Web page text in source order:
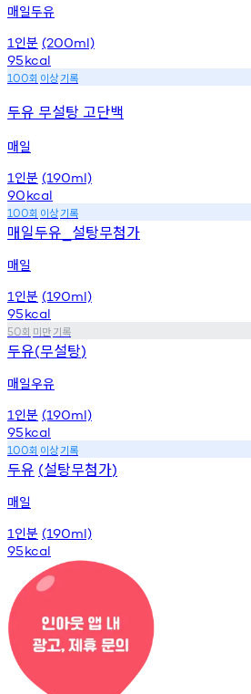
매일두유
1 인분 (200ml)
95kcal
100회 이상기록
두유 무설탕 고단백
매일
1 인분 (190ml)
90kcal
100회 이상기록
매일두유 설탕무첨가
매일
1 인분 (190ml)
95kcal
50회 미만기록
두유(무설탕)
매일우유
1 인분 (190ml)
95kcal
100회 이상기록
두유 (설탕무첨가)
매일
1 인분 (190ml)
95kcal